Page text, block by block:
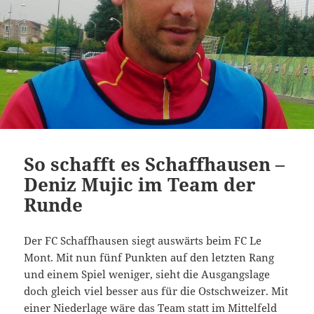
So schafft es Schaffhausen –
Deniz Mujic im Team der
Runde
Der FC Schaffhausen siegt auswärts beim FC Le
Mont. Mit nun fünf Punkten auf den letzten Rang
und einem Spiel weniger, sieht die Ausgangslage
doch gleich viel besser aus für die Ostschweizer. Mit
einer Niederlage wäre das Team statt im Mittelfeld